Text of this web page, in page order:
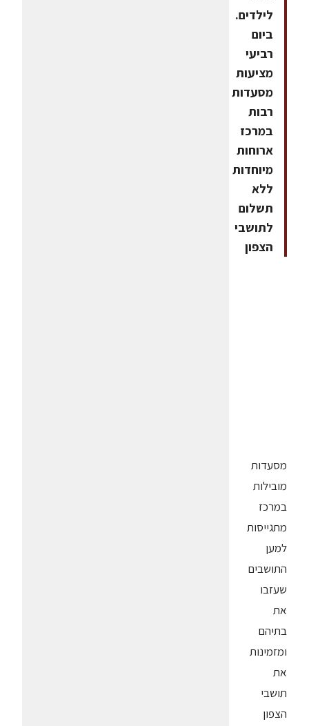
לילדים.
ביום
רביעי
מציעות
מסעדות
רבות
במרכז
ארוחות
מיוחדות
ללא
תשלום
לתושבי
הצפון
מסעדות
מובילות
במרכז
מתגייסות
למען
התושבים
שעזבו
את
בתיהם
ומזמינות
את
תושבי
הצפון